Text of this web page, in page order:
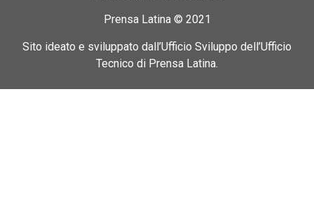
Prensa Latina © 2021
Sito ideato e sviluppato dall’Ufficio Sviluppo dell’Ufficio
Tecnico di Prensa Latina.